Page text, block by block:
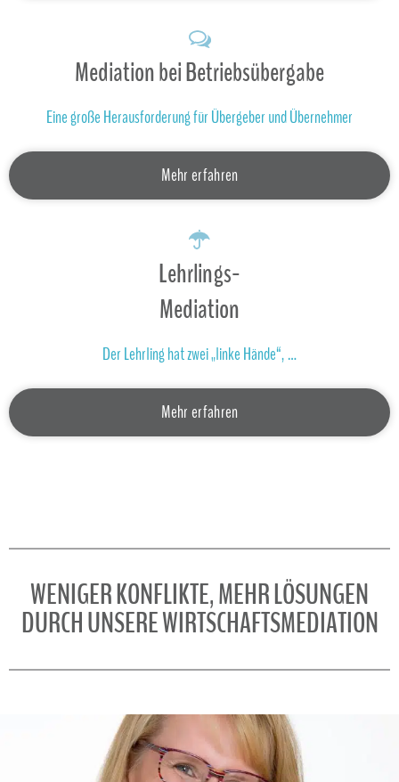
Mediation bei Betriebsübergabe
Eine große Herausforderung für Übergeber und Übernehmer
Mehr erfahren
Lehrlings-
Mediation
Der Lehrling hat zwei „linke Hände“, …
Mehr erfahren
WENIGER KONFLIKTE, MEHR LÖSUNGEN
DURCH UNSERE WIRTSCHAFTSMEDIATION